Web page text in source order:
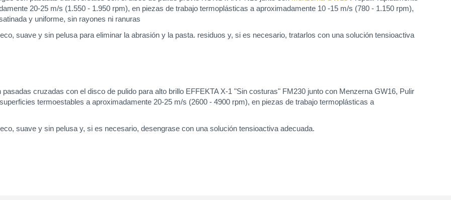
20-25 m/s (1.550 - 1.950 rpm), en piezas de trabajo termoplásticas a aproximadamente 10 -15 m/s (780 - 1.150 rpm),
y uniforme, sin rayones ni ranuras
suave y sin pelusa para eliminar la abrasión y la pasta. residuos y, si es necesario, tratarlos con una solución tensioactiva
cruzadas con el disco de pulido para alto brillo EFFEKTA X-1 "Sin costuras" FM230 junto con Menzerna GW16, Pulir
termoestables a aproximadamente 20-25 m/s (2600 - 4900 rpm), en piezas de trabajo termoplásticas a
suave y sin pelusa y, si es necesario, desengrase con una solución tensioactiva adecuada.